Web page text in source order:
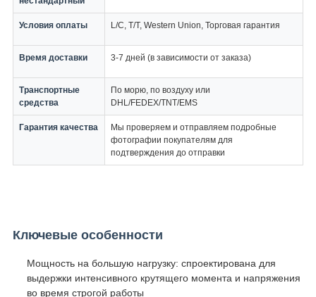
Условия оплаты L/C, T/T, Western Union, Торговая гарантия
Время доставки 3-7 дней (в зависимости от заказа)
Транспортные
средства
По морю, по воздуху или
DHL/FEDEX/TNT/EMS
Гарантия качества
Мы проверяем и отправляем подробные
фотографии покупателям для
подтверждения до отправки
Ключевые особенности
Мощность на большую нагрузку: спроектирована для
выдержки интенсивного крутящего момента и напряжения
во время строгой работы